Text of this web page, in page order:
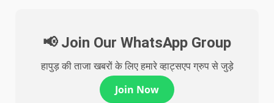
📢 Join Our WhatsApp Group
हापुड़ की ताजा खबरों के लिए हमारे व्हाट्सएप ग्रुप से जुड़े
Join Now